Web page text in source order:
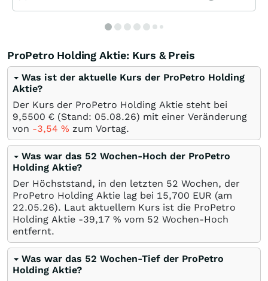
ProPetro Holding Aktie: Kurs & Preis
Was ist der aktuelle Kurs der ProPetro Holding
Aktie?
Der Kurs der ProPetro Holding Aktie steht bei
9,5500 € (Stand: 05.08.26) mit einer Veränderung
von -3,54 % zum Vortag.
Was war das 52 Wochen-Hoch der ProPetro
Holding Aktie?
Der Höchststand, in den letzten 52 Wochen, der
ProPetro Holding Aktie lag bei 15,700 EUR (am
22.05.26). Laut aktuellem Kurs ist die ProPetro
Holding Aktie -39,17 % vom 52 Wochen-Hoch
entfernt.
Was war das 52 Wochen-Tief der ProPetro
Holding Aktie?